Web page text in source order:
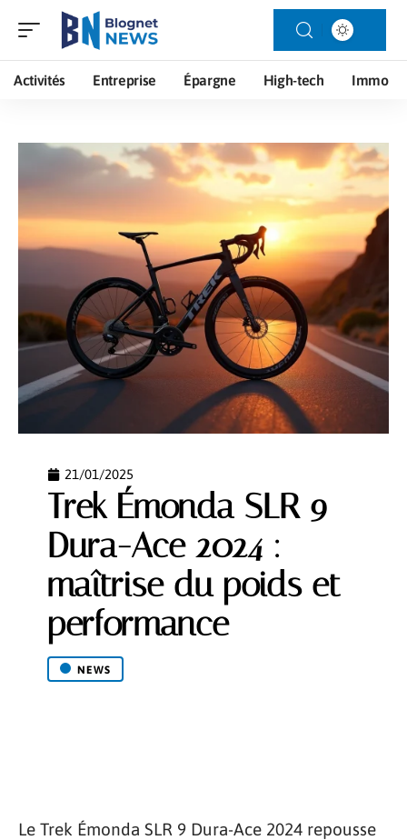
Activités Entreprise Épargne High-tech Immo
21/01/2025
Trek Émonda SLR 9
Dura-Ace 2024 :
maîtrise du poids et
performance
NEWS
Le Trek Émonda SLR 9 Dura-Ace 2024 repousse